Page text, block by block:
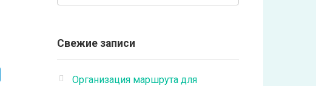
Свежие записи
Организация маршрута для